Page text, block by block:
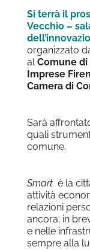
Si terrà il
Vecchio –
organizzato
alComune di
Imprese
Camera di
Sarà
quali
comune.
Smartè la
attività
relazioni
ancora; in
e nelle
sempre alla